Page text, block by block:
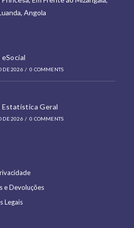
Angola
DE 2026 / 0 COMMENTS
Estatística Geral
DE 2026 / 0 COMMENTS
Opens
in
e DevoluçõesOpens
LegaisOpens